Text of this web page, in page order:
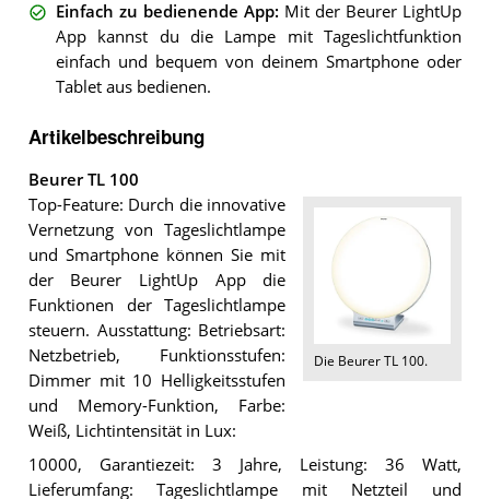
Einfach zu bedienende App: Mit der Beurer LightUp
App kannst du die Lampe mit Tageslichtfunktion
einfach und bequem von deinem Smartphone oder
Tablet aus bedienen.
Artikelbeschreibung
Beurer TL 100
Die Beurer TL 100.
Top-Feature: Durch die innovative
Vernetzung von Tageslichtlampe
und Smartphone können Sie mit
der Beurer LightUp App die
Funktionen der Tageslichtlampe
steuern. Ausstattung: Betriebsart:
Netzbetrieb, Funktionsstufen:
Dimmer mit 10 Helligkeitsstufen
und Memory-Funktion, Farbe:
Weiß, Lichtintensität in Lux:
10000, Garantiezeit: 3 Jahre, Leistung: 36 Watt,
Lieferumfang: Tageslichtlampe mit Netzteil und